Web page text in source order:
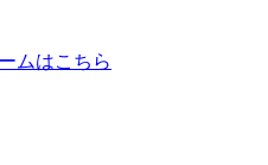
ムはこちら